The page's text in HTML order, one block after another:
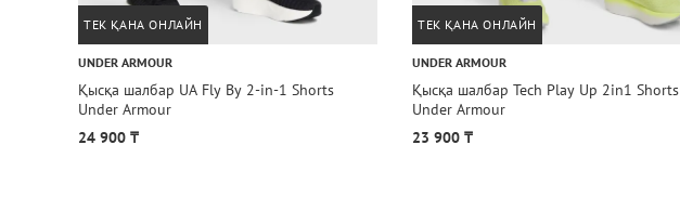
ТЕК ҚАНА ОНЛАЙН
UNDER ARMOUR
Қысқа шалбар UA Fly By 2-in-1 Shorts
Under Armour
24 900 ₸
ТЕК ҚАНА ОНЛАЙН
UNDER ARMOUR
Қысқа шалбар Tech Play Up 2in1 Shorts
Under Armour
23 900 ₸